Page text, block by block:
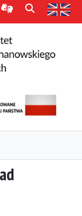
e-mail
Informacje dla
Szukaj